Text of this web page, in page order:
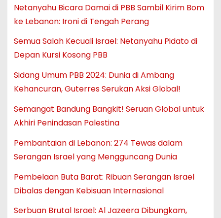
Netanyahu Bicara Damai di PBB Sambil Kirim Bom
ke Lebanon: Ironi di Tengah Perang
Semua Salah Kecuali Israel: Netanyahu Pidato di
Depan Kursi Kosong PBB
Sidang Umum PBB 2024: Dunia di Ambang
Kehancuran, Guterres Serukan Aksi Global!
Semangat Bandung Bangkit! Seruan Global untuk
Akhiri Penindasan Palestina
Pembantaian di Lebanon: 274 Tewas dalam
Serangan Israel yang Mengguncang Dunia
Pembelaan Buta Barat: Ribuan Serangan Israel
Dibalas dengan Kebisuan Internasional
Serbuan Brutal Israel: Al Jazeera Dibungkam,